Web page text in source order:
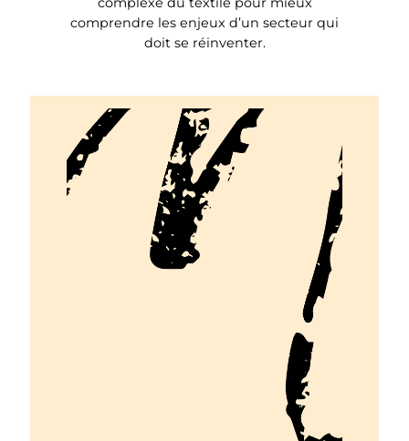
comprendre les enjeux d’un secteur qui
doit se réinventer.